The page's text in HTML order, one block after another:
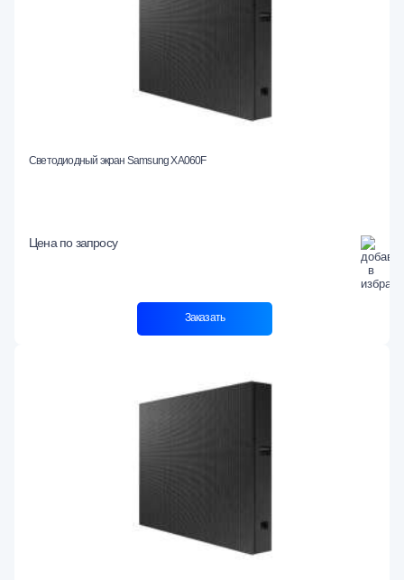
Светодиодный экран Samsung XA060F
Цена по запросу
Заказать